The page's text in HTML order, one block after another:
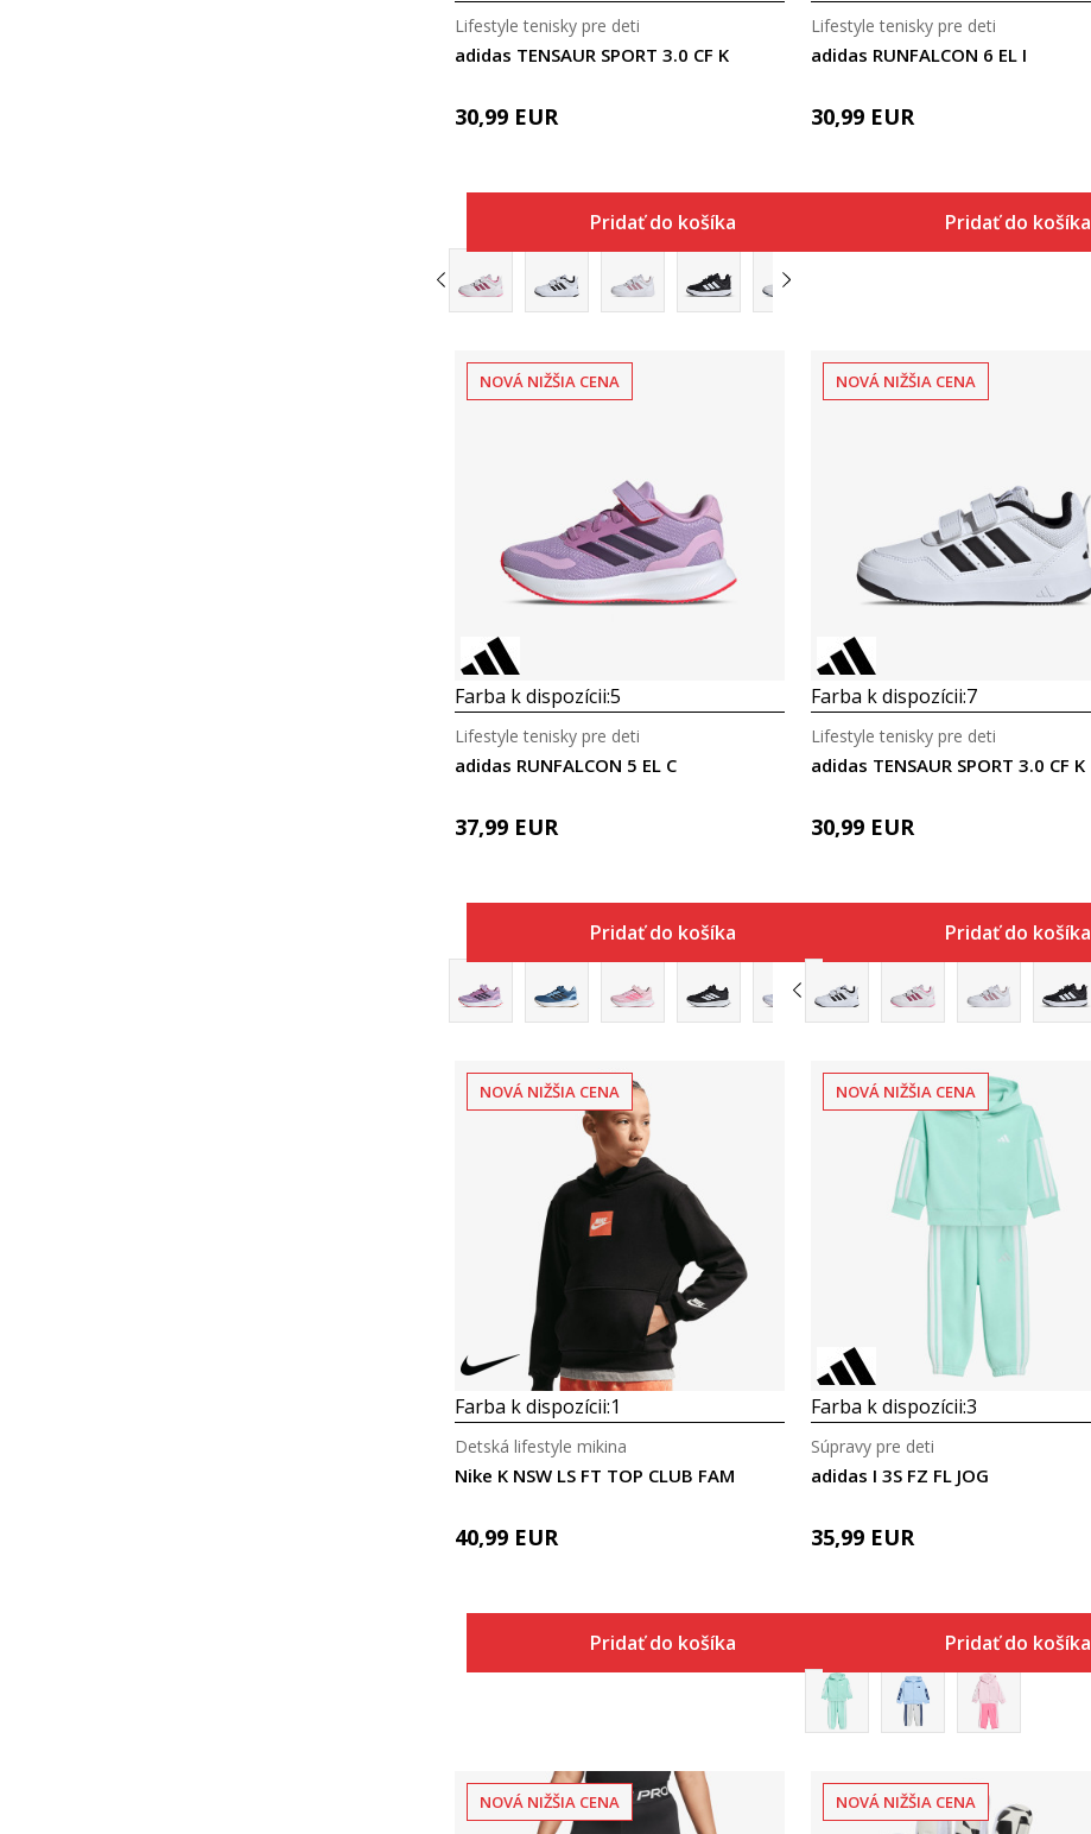
adidas TENSAUR SPORT 3.0 CF K
Lifestyle tenisky pre deti
30,99 EUR
Pridať do košíka
adidas RUNFALCON 6 EL I
Lifestyle tenisky pre deti
30,99 EUR
Pridať do košíka
Porovnaj
NOVÁ NIŽŠIA CENA
Farba k dispozícii:5
adidas RUNFALCON 5 EL C
Lifestyle tenisky pre deti
37,99 EUR
Pridať do košíka
Porovnaj
NOVÁ NIŽŠIA CENA
Farba k dispozícii:7
adidas TENSAUR SPORT 3.0 CF K
Lifestyle tenisky pre deti
30,99 EUR
Pridať do košíka
Porovnaj
NOVÁ NIŽŠIA CENA
Farba k dispozícii:1
Nike K NSW LS FT TOP CLUB FAM
Detská lifestyle mikina
40,99 EUR
Pridať do košíka
Porovnaj
NOVÁ NIŽŠIA CENA
Farba k dispozícii:3
adidas I 3S FZ FL JOG
Súpravy pre deti
35,99 EUR
Pridať do košíka
NOVÁ NIŽŠIA CENA NOVÁ NIŽŠIA CENA